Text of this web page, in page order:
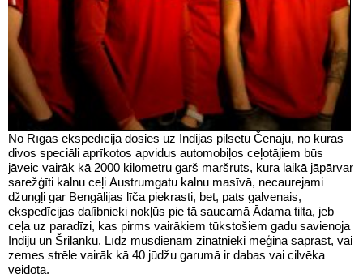
No Rīgas ekspedīcija dosies uz Indijas pilsētu Čenaju, no kuras
divos speciāli aprīkotos apvidus automobiļos ceļotājiem būs
jāveic vairāk kā 2000 kilometru garš maršruts, kura laikā jāpārvar
sarežģīti kalnu ceļi Austrumgatu kalnu masīvā, necaurejami
džungļi gar Bengālijas līča piekrasti, bet, pats galvenais,
ekspedīcijas dalībnieki nokļūs pie tā saucamā Ādama tilta, jeb
ceļa uz paradīzi, kas pirms vairākiem tūkstošiem gadu savienoja
Indiju un Šrilanku. Līdz mūsdienām zinātnieki mēģina saprast, vai
zemes strēle vairāk kā 40 jūdžu garumā ir dabas vai cilvēka
veidota.